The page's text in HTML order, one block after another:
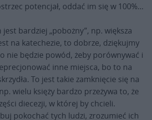
potencjał, oddać im się w 100%…
jest bardziej „pobożny”, np. większa
na katechezie, to dobrze, dziękujmy
nie będzie powód, żeby porównywać i
inne miejsca, bo to na
To jest takie zamknięcie się na
wielu księży bardzo przeżywa to, że
diecezji, w której by chcieli.
pokochać tych ludzi, zrozumieć ich